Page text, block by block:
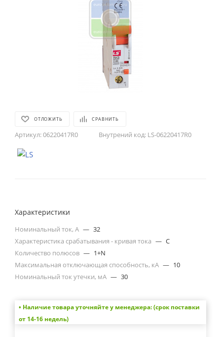
ОТЛОЖИТЬ СРАВНИТЬ
Артикул:06220417R0 Внутрений код: LS-06220417R0
Характеристики
Номинальный ток, А — 32
Характеристика срабатывания - кривая тока — C
Количество полюсов — 1+N
Максимальная отключающая способность, кА — 10
Номинальный ток утечки, мА — 30
• Наличие товара уточняйте у менеджера: (срок поставки
от 14-16 недель)